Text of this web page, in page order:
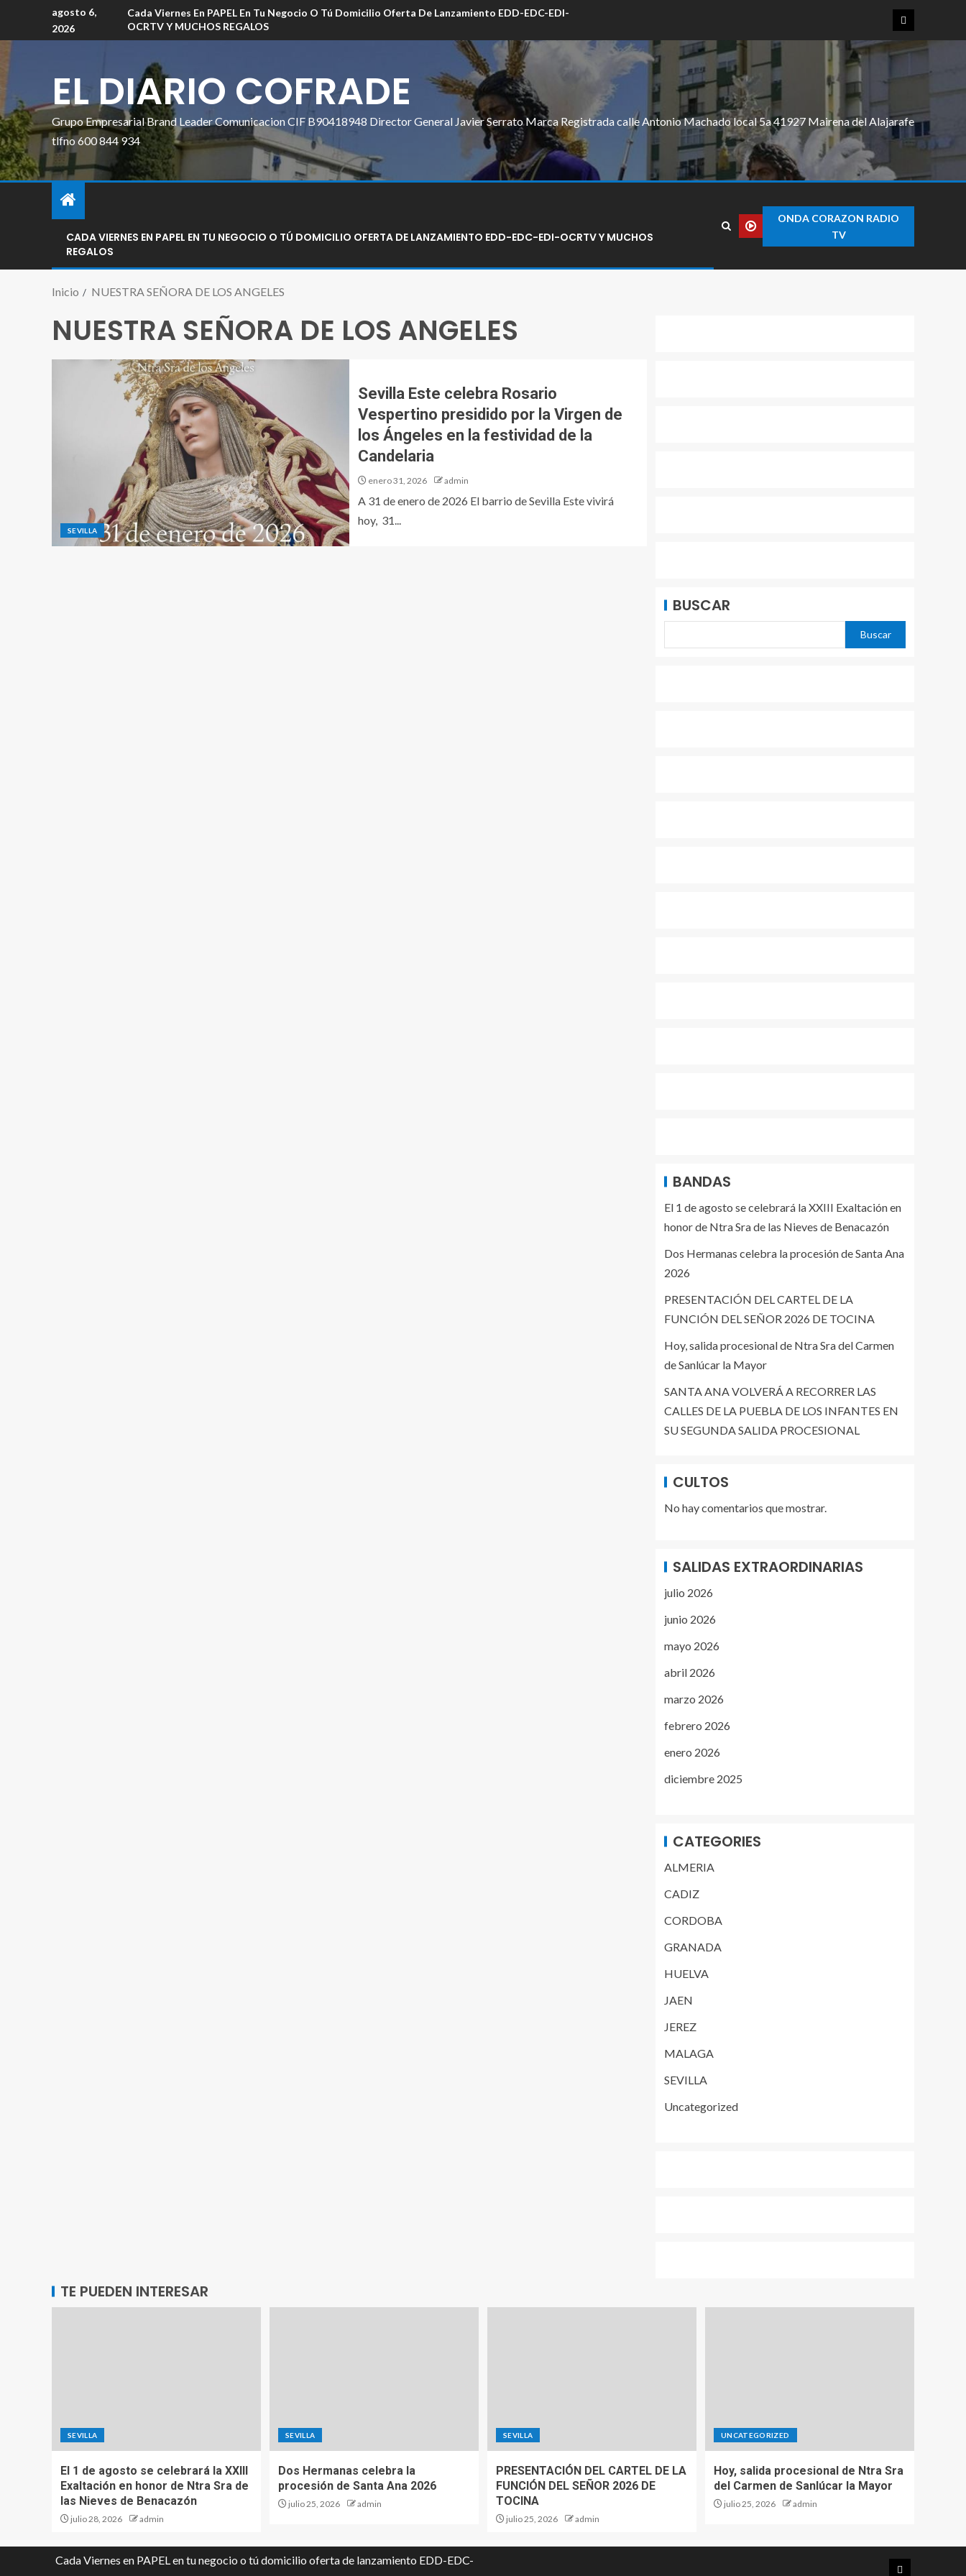
agosto 6,
2026
Cada Viernes En PAPEL En Tu Negocio O Tú Domicilio Oferta De Lanzamiento EDD-EDC-EDI-
OCRTV Y MUCHOS REGALOS
EL DIARIO COFRADE
Grupo Empresarial Brand Leader Comunicacion CIF B90418948 Director General Javier Serrato Marca Registrada calle Antonio Machado local 5a 41927 Mairena del Alajarafe
tlfno 600 844 934
CADA VIERNES EN PAPEL EN TU NEGOCIO O TÚ DOMICILIO OFERTA DE LANZAMIENTO EDD-EDC-EDI-OCRTV Y MUCHOS
REGALOS
ONDA CORAZON RADIO
TV
Inicio NUESTRA SEÑORA DE LOS ANGELES
NUESTRA SEÑORA DE LOS ANGELES
SEVILLA
Sevilla Este celebra Rosario
Vespertino presidido por la Virgen de
los Ángeles en la festividad de la
Candelaria
enero 31, 2026 admin
A 31 de enero de 2026 El barrio de Sevilla Este vivirá
hoy, 31...
BUSCAR
Buscar
BANDAS
El 1 de agosto se celebrará la XXIII Exaltación en
honor de Ntra Sra de las Nieves de Benacazón
Dos Hermanas celebra la procesión de Santa Ana
2026
PRESENTACIÓN DEL CARTEL DE LA
FUNCIÓN DEL SEÑOR 2026 DE TOCINA
Hoy, salida procesional de Ntra Sra del Carmen
de Sanlúcar la Mayor
SANTA ANA VOLVERÁ A RECORRER LAS
CALLES DE LA PUEBLA DE LOS INFANTES EN
SU SEGUNDA SALIDA PROCESIONAL
CULTOS
No hay comentarios que mostrar.
SALIDAS EXTRAORDINARIAS
julio 2026
junio 2026
mayo 2026
abril 2026
marzo 2026
febrero 2026
enero 2026
diciembre 2025
CATEGORIES
ALMERIA
CADIZ
CORDOBA
GRANADA
HUELVA
JAEN
JEREZ
MALAGA
SEVILLA
Uncategorized
TE PUEDEN INTERESAR
SEVILLA
El 1 de agosto se celebrará la XXIII
Exaltación en honor de Ntra Sra de
las Nieves de Benacazón
julio 28, 2026 admin
SEVILLA
Dos Hermanas celebra la
procesión de Santa Ana 2026
julio 25, 2026 admin
SEVILLA
PRESENTACIÓN DEL CARTEL DE LA
FUNCIÓN DEL SEÑOR 2026 DE
TOCINA
julio 25, 2026 admin
UNCATEGORIZED
Hoy, salida procesional de Ntra Sra
del Carmen de Sanlúcar la Mayor
julio 25, 2026 admin
Cada Viernes en PAPEL en tu negocio o tú domicilio oferta de lanzamiento EDD-EDC-